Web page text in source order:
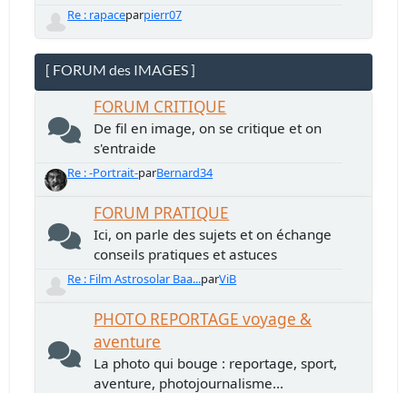
Re : rapaceparpierr07
[ FORUM des IMAGES ]
FORUM CRITIQUE
De fil en image, on se critique et on
s'entraide
Re : -Portrait-parBernard34
FORUM PRATIQUE
Ici, on parle des sujets et on échange
conseils pratiques et astuces
Re : Film Astrosolar Baa...parViB
PHOTO REPORTAGE voyage &
aventure
La photo qui bouge : reportage, sport,
aventure, photojournalisme...